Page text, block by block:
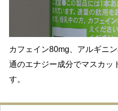
カフェイン80mg、アルギニ
通のエナジー成分でマスカッ
す。